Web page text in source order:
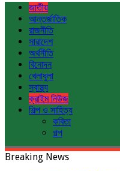
জাতীয়
আন্তর্জাতিক
রাজনীতি
সারাদেশ
অর্থনীতি
বিনোদন
খেলাধুলা
স্বাস্থ্য
ক্রাইম নিউজ
শিল্প ও সাহিত্য
কবিতা
গল্প
Breaking News